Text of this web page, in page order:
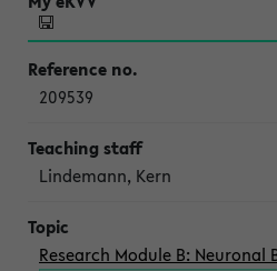
209539
Lindemann, Kern
Research Module B: Neuronal